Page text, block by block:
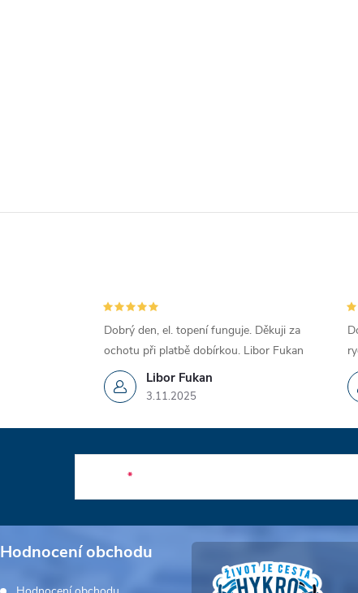
Libor Fukan
3.11.2025
Dobrý den, el. topení funguje. Děkuji za
ochotu při platbě dobírkou. Libor Fukan
Hodnocení obchodu